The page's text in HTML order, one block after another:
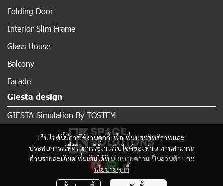
เว็บไซต์นี้มีการใช้งานคุกกี้ เพื่อเพิ่มประสิทธิภาพและ
ประสบการณ์ที่ดีในการใช้งานเว็บไซต์ของท่าน ท่านสามารถ
อ่านรายละเอียดเพิ่มเติมได้ที่นโยบายความเป็นส่วนตัว และ
นโยบายคุกกี้
Folding Door
Interior Slim Frame
Glass House
Balcony
Facade
Giesta design
GIESTA Simulation By TOSTEM